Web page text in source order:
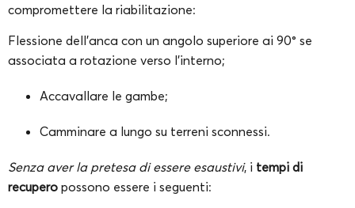
compromettere la riabilitazione:
Flessione dell’anca con un angolo superiore ai 90° se
associata a rotazione verso l’interno;
Accavallare le gambe;
Camminare a lungo su terreni sconnessi.
Senza aver la pretesa di essere esaustivi, i tempi di
recupero possono essere i seguenti: